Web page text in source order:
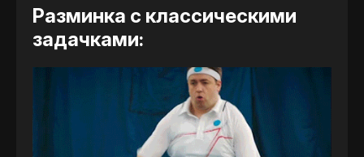
Разминка с классическими
задачками: